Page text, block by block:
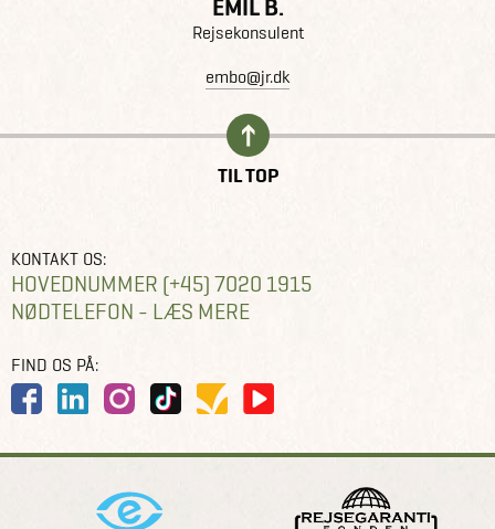
EMIL B.
Rejsekonsulent
embo@jr.dk
TIL TOP
KONTAKT OS:
HOVEDNUMMER (+45) 7020 1915
NØDTELEFON - LÆS MERE
FIND OS PÅ: